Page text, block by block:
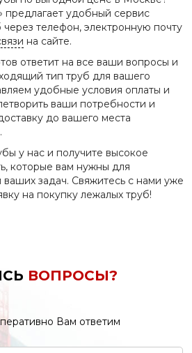
предлагает удобный сервис
телефон, электронную почту
на сайте.
ответит на все ваши вопросы и
тип труб для вашего
удобные условия оплаты и
ваши потребности и
до вашего места
у нас и получите высокое
которые вам нужны для
задач. Свяжитесь с нами уже
на покупку лежалых труб!
ВОПРОСЫ?
Вам ответим